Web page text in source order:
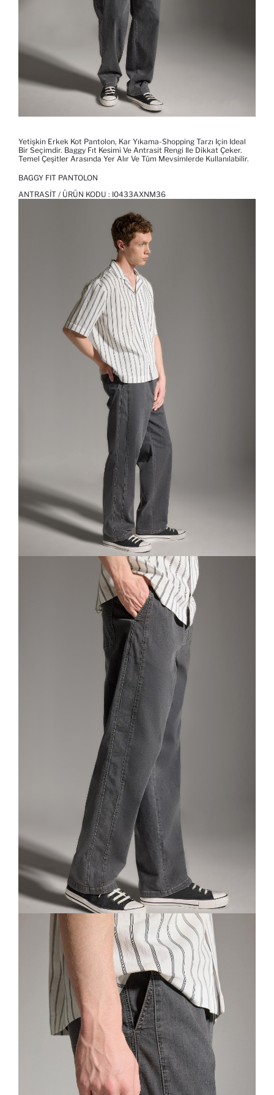
Yetişkin Erkek Kot Pantolon, Kar Yıkama-Shopping Tarzı Için Ideal
Bir Seçimdir. Baggy Fıt Kesimi Ve Antrasit Rengi Ile Dikkat Çeker.
Temel Çeşitler Arasında Yer Alır Ve Tüm Mevsimlerde Kullanılabilir.
BAGGY FIT PANTOLON
ANTRASIT / ÜRÜN KODU : I0433AXNM36